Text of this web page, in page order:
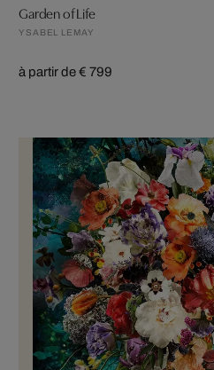
Garden of Life
YSABEL LEMAY
à partir de € 799